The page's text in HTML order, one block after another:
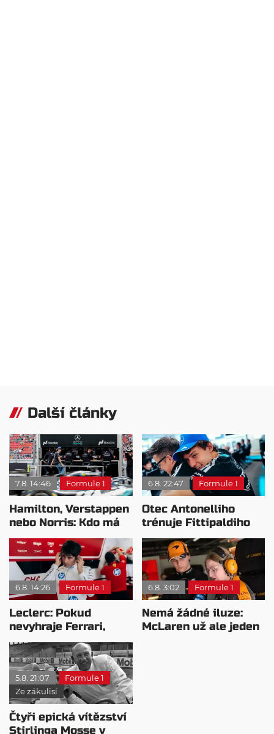
Další články
7.8. 14:46 Formule 1
Hamilton, Verstappen
nebo Norris: Kdo má
nejvyšší plat?
6.8. 22:47 Formule 1
Otec Antonelliho
trénuje Fittipaldiho
syna: Brazilec
vychvaluje lídra
6.8. 14:26 Formule 1
Leclerc: Pokud
nevyhraje Ferrari,
přeji titul
Antonellimu
6.8. 3:02 Formule 1
Nemá žádné iluze:
McLaren už ale jeden
5.8. 21:07
Formule 1
Ze zákulisí
Čtyři epická vítězství
Stirlinga Mosse v